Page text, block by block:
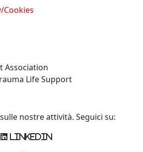
Cookies
Association
Life Support
nostre attività. Seguici su:
Linkedin